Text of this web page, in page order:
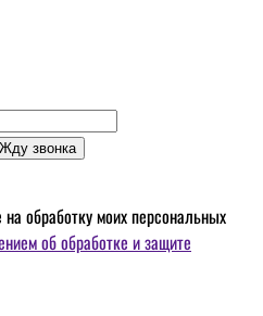
Жду звонка
на обработку моих персональных
об обработке и защите